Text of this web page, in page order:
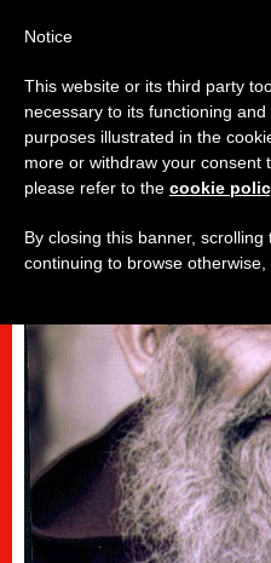
قديسون وطوباويون
Notice
This website or its third party
necessary to its functioning
purposes illustrated in the
more or withdraw your consent
please refer to the cookie
By closing this banner,
continuing to browse